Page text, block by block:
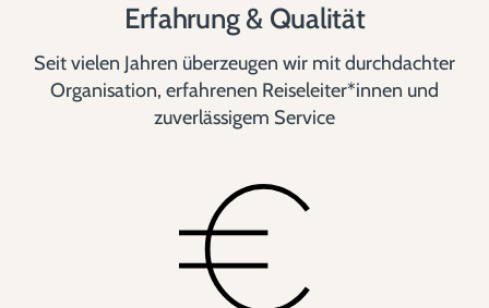
Erfahrung & Qualität
Seit vielen Jahren überzeugen wir mit durchdachter
Organisation, erfahrenen Reiseleiter*innen und
zuverlässigem Service